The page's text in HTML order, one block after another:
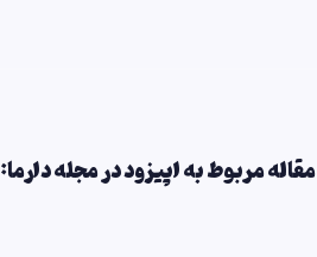
مقاله مربوط به اپیزود در مجله دارما: